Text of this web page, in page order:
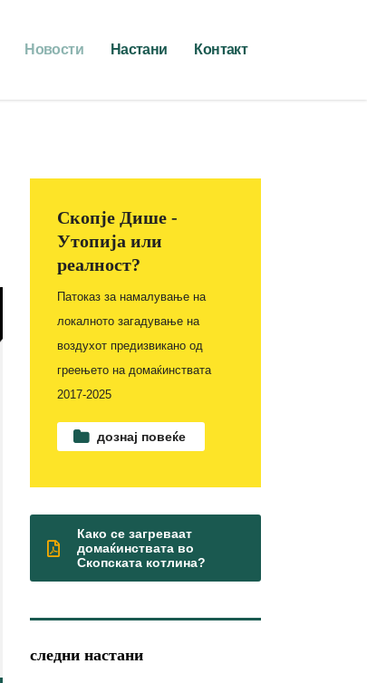
Новости Настани Контакт
Скопје Дише -
Утопија или
реалност?
Патоказ за намалување на
локалното загадување на
воздухот предизвикано од
греењето на домаќинствата
2017-2025
дознај повеќе
Како се загреваат
домаќинствата во
Скопската котлина?
следни настани